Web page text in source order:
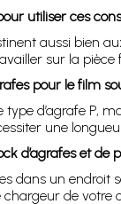
utiliser ces
aussi bien
sur la pièce
pour le film
d’agrafe P,
une
d’agrafes et de
dans un endroit
de votre